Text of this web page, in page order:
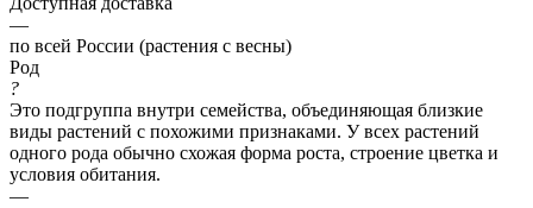
—
по всей России (растения с весны)
Род
?
Это подгруппа внутри семейства, объединяющая близкие
виды растений с похожими признаками. У всех растений
одного рода обычно схожая форма роста, строение цветка и
условия обитания.
—